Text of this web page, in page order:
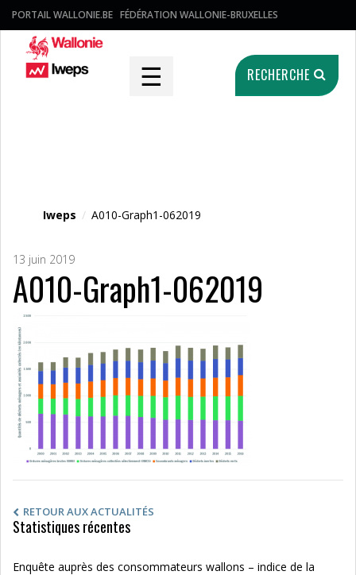
PORTAIL WALLONIE.BE FÉDÉRATION WALLONIE-BRUXELLES
☰ RECHERCHE
Iweps / A010-Graph1-062019
13 juin 2019
A010-Graph1-062019
RETOUR AUX ACTUALITÉS
Statistiques récentes
Enquête auprès des consommateurs wallons – indice de la